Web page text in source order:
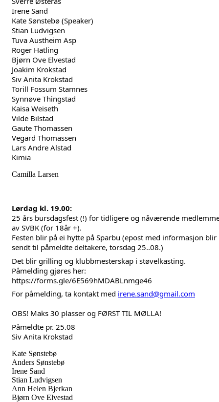
Irene Sand
Kate Sønstebø (Speaker)
Stian Ludvigsen
Tuva Austheim Asp
Roger Hatling
Bjørn Ove Elvestad
Joakim Krokstad
Siv Anita Krokstad
Torill Fossum Stamnes
Synnøve Thingstad
Kaisa Weiseth
Vilde Bilstad
Gaute Thomassen
Vegard Thomassen
Lars Andre Alstad
Kimia
Camilla Larsen
Lørdag kl. 19.00:
25 års bursdagsfest (!) for tidligere og nåværende
av SVBK (for 18år +).
Festen blir på ei hytte på Sparbu (epost med informasjon blir
sendt til påmeldte deltakere, torsdag 25..08.)
Det blir grilling og klubbmesterskap i støvelkasting.
Påmelding gjøres her:
https://forms.gle/6E569hMDABLnmge46
For påmelding, ta kontakt med irene.sand@gmail.com
OBS! Maks 30 plasser og FØRST TIL MØLLA!
Påmeldte pr. 25.08
Siv Anita Krokstad
Kate Sønstebø
Anders Sønstebø
Irene Sand
Stian Ludvigsen
Ann Helen Bjerkan
Bjørn Ove Elvestad